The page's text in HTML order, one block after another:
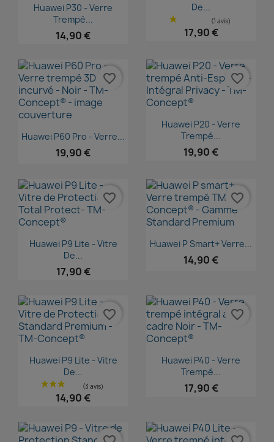
Aperçu rapide
Huawei P30 - Verre
Trempé...
14,90 €
De...
17,90 €
Aperçu rapide
Huawei P60 Pro - Verre...
19,90 €
favorite_border
Aperçu rapide
Huawei P20 - Verre
Trempé...
19,90 €
favorite_border
Aperçu rapide
Huawei P9 Lite - Vitre
De...
17,90 €
favorite_border
Aperçu rapide
Huawei P Smart+ Verre...
14,90 €
favorite_border
Aperçu rapide
Huawei P9 Lite - Vitre
De...
14,90 €
favorite_border
Aperçu rapide
Huawei P40 - Verre
Trempé...
17,90 €
favorite_border